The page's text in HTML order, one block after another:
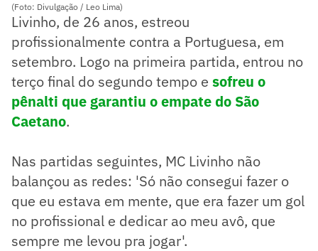
(Foto: Divulgação / Leo Lima)
Livinho, de 26 anos, estreou
profissionalmente contra a Portuguesa, em
setembro. Logo na primeira partida, entrou no
terço final do segundo tempo e sofreu o
pênalti que garantiu o empate do São
Caetano.
Nas partidas seguintes, MC Livinho não
balançou as redes: 'Só não consegui fazer o
que eu estava em mente, que era fazer um gol
no profissional e dedicar ao meu avô, que
sempre me levou pra jogar'.